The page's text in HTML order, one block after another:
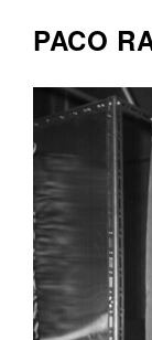
PACO